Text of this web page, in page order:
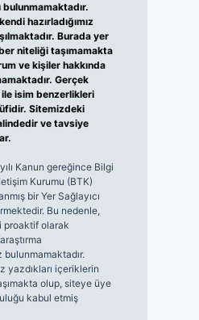
bulunmamaktadır.
hazırladığımız
Burada yer
niteliği taşımamakta
ve kişiler hakkında
Gerçek
isim benzerlikleri
Sitemizdeki
ve tavsiye
Kanun gereğince Bilgi
Kurumu (BTK)
bir Yer Sağlayıcı
Bu nedenle,
proaktif olarak
yazdıkları içeriklerin
olup, siteye üye
kabul etmiş